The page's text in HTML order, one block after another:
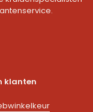
klanten